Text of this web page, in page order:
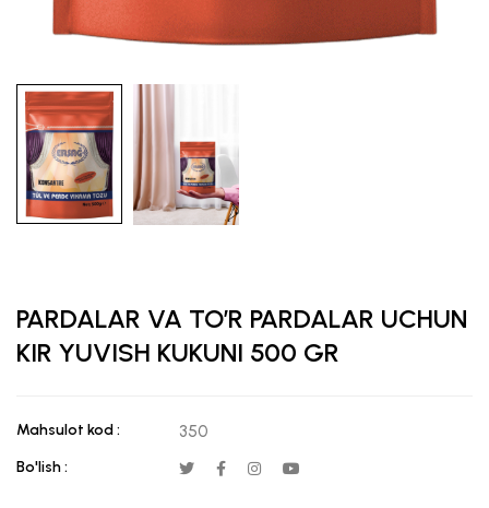
PARDALAR VA TO’R PARDALAR UCHUN
KIR YUVISH KUKUNI 500 GR
Mahsulot kod : 350
Bo'lish :